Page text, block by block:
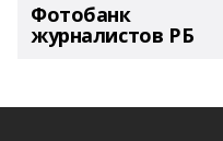
Фотобанк
журналистов РБ